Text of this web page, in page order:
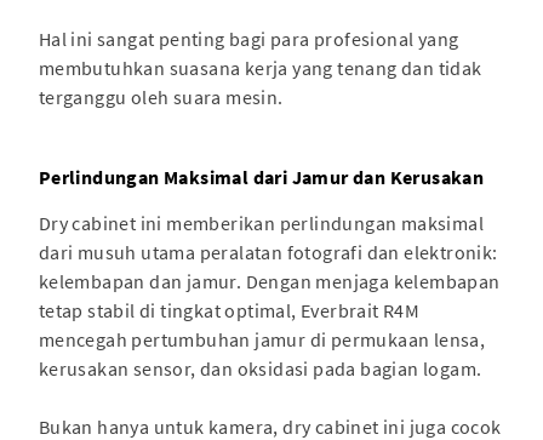
Hal ini sangat penting bagi para profesional yang
membutuhkan suasana kerja yang tenang dan tidak
terganggu oleh suara mesin.
Perlindungan Maksimal dari Jamur dan Kerusakan
Dry cabinet ini memberikan perlindungan maksimal
dari musuh utama peralatan fotografi dan elektronik:
kelembapan dan jamur. Dengan menjaga kelembapan
tetap stabil di tingkat optimal, Everbrait R4M
mencegah pertumbuhan jamur di permukaan lensa,
kerusakan sensor, dan oksidasi pada bagian logam.
Bukan hanya untuk kamera, dry cabinet ini juga cocok